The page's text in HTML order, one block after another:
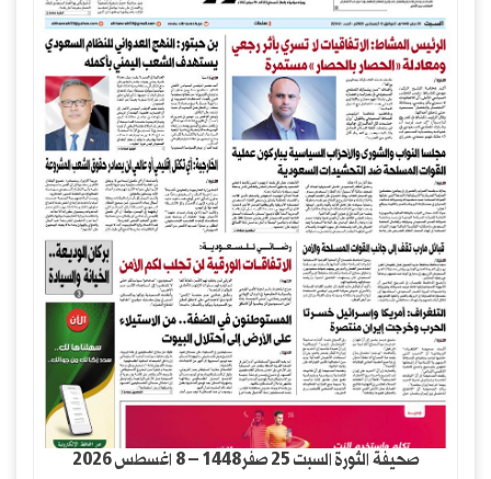
صحيفة الثورة السبت 25 صفر1448 – 8 اغسطس 2026